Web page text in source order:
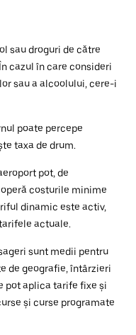
sau droguri de către
cazul în care consideri
sau a alcoolului, cere-i
poate percepe
taxa de drum.
pot, de
costurile minime
dinamic este activ,
actuale.
sunt medii pentru
de geografie, întârzieri
pot aplica tarife fixe și
și curse programate